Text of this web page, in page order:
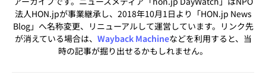
法人HON.jpが事業継承し、2018年10月1日より「HON.jp News
Blog」へ名称変更、リニューアルして運営しています。リンク先
が消えている場合は、 Wayback Machineなどを利用すると、当
時の記事が掘り出せるかもしれません。